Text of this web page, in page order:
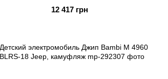
12 417 грн